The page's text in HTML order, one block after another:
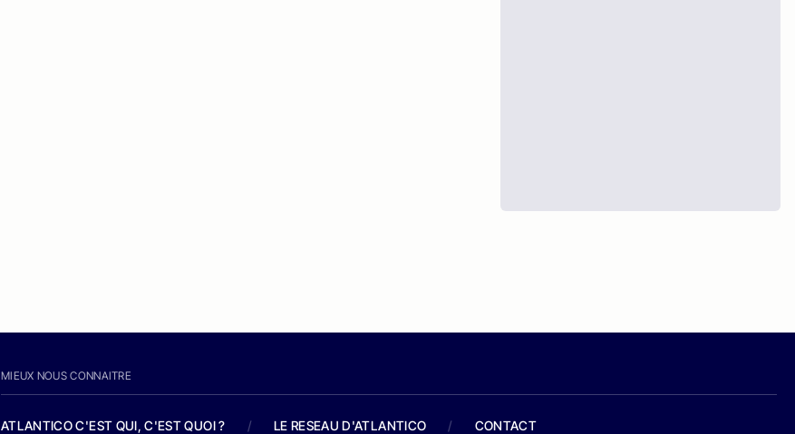
MIEUX NOUS CONNAITRE
ATLANTICO C'EST QUI, C'EST QUOI ? / LE RESEAU D'ATLANTICO / CONTACT